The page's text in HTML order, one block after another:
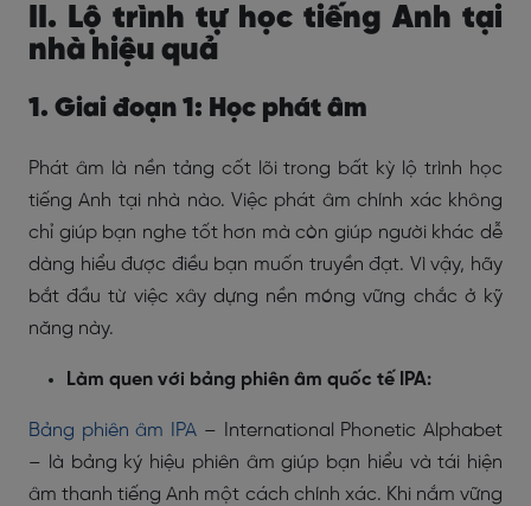
II. Lộ trình tự học tiếng Anh tại
nhà hiệu quả
1. Giai đoạn 1: Học phát âm
Phát âm là nền tảng cốt lõi trong bất kỳ lộ trình học
tiếng Anh tại nhà nào. Việc phát âm chính xác không
chỉ giúp bạn nghe tốt hơn mà còn giúp người khác dễ
dàng hiểu được điều bạn muốn truyền đạt. Vì vậy, hãy
bắt đầu từ việc xây dựng nền móng vững chắc ở kỹ
năng này.
Làm quen với bảng phiên âm quốc tế IPA:
Bảng phiên âm IPA – International Phonetic Alphabet
– là bảng ký hiệu phiên âm giúp bạn hiểu và tái hiện
âm thanh tiếng Anh một cách chính xác. Khi nắm vững